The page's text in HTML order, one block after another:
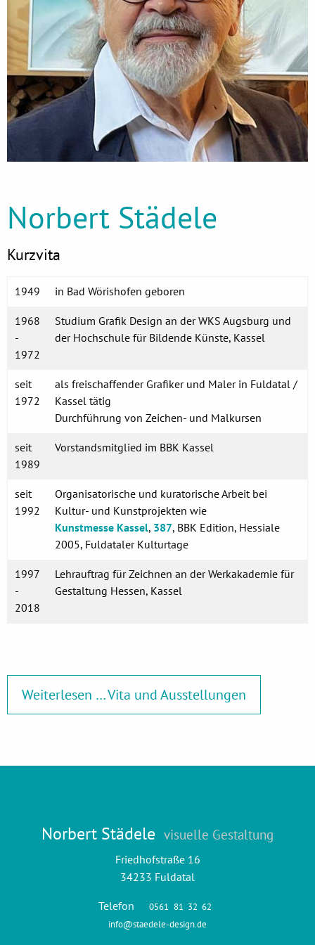
Norbert Städele
Kurzvita
1949 in Bad Wörishofen geboren
1968
-
1972
Studium Grafik Design an der WKS Augsburg und
der Hochschule für Bildende Künste, Kassel
seit
1972
als freischaffender Grafiker und Maler in Fuldatal /
Kassel tätig
Durchführung von Zeichen- und Malkursen
seit
1989
Vorstandsmitglied im BBK Kassel
seit
1992
Organisatorische und kuratorische Arbeit bei
Kultur- und Kunstprojekten wie
Kunstmesse Kassel, 387, BBK Edition, Hessiale
2005, Fuldataler Kulturtage
1997
-
2018
Lehrauftrag für Zeichnen an der Werkakademie für
Gestaltung Hessen, Kassel
Weiterlesen … Vita und Ausstellungen
Norbert Städele visuelle Gestaltung
Friedhofstraße 16
34233 Fuldatal
Telefon 0561 81 32 62
info@staedele-design.de